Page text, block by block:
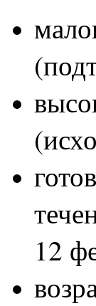
12